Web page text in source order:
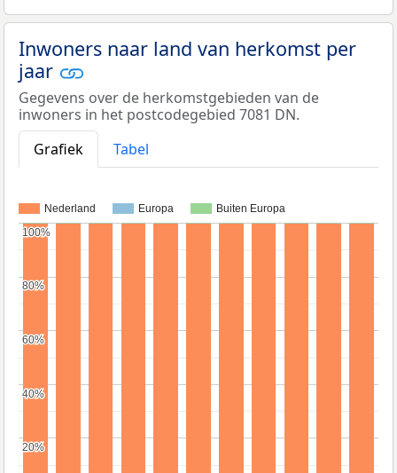
Inwoners naar land van herkomst per
jaar
Gegevens over de herkomstgebieden van de
inwoners in het postcodegebied 7081 DN.
Grafiek
Tabel
Nederland Europa Buiten Europa
20%
20%
40%
40%
60%
60%
80%
80%
100%
100%